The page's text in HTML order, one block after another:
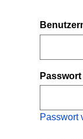
Passwort